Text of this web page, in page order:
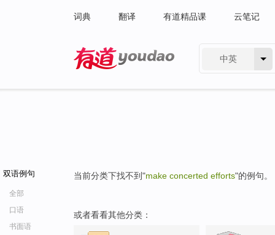
词典 翻译 有道精品课 云笔记
中英
双语例句
全部
口语
书面语
当前分类下找不到"make concerted efforts"的例句。
或者看看其他分类：